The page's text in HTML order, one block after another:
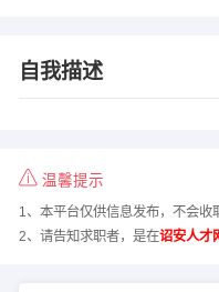
自我描述
温馨提示
1、本平台仅供信息发布，不会收
2、请告知求职者，是在诏安人才